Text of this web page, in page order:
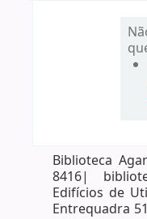
Biblioteca
8416|
Edifícios de
Entrequadra